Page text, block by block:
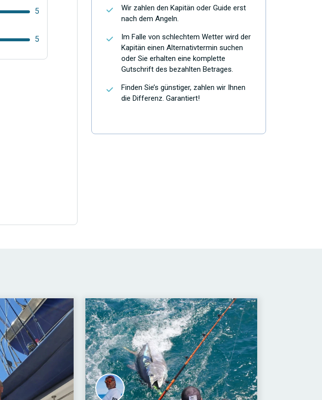
5
5
Wir zahlen den Kapitän oder Guide erst
nach dem Angeln.
Im Falle von schlechtem Wetter wird der
Kapitän einen Alternativtermin suchen
oder Sie erhalten eine komplette
Gutschrift des bezahlten Betrages.
Finden Sie’s günstiger, zahlen wir Ihnen
die Differenz. Garantiert!